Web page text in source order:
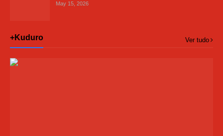
May 15, 2026
+Kuduro Ver tudo